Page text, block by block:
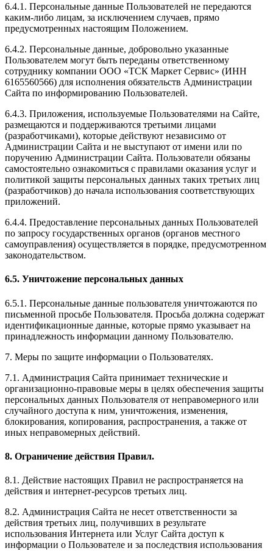
6.4.1. Персональные данные Пользователей не передаются
каким-либо лицам, за исключением случаев, прямо
предусмотренных настоящим Положением.
6.4.2. Персональные данные, добровольно указанные
Пользователем могут быть переданы ответственному
сотруднику компании ООО «ТСК Маркет Сервис» (ИНН
6165560566) для исполнения обязательств Администрации
Сайта по информированию Пользователей.
6.4.3. Приложения, используемые Пользователями на Сайте,
размещаются и поддерживаются третьими лицами
(разработчиками), которые действуют независимо от
Администрации Сайта и не выступают от имени или по
поручению Администрации Сайта. Пользователи обязаны
самостоятельно ознакомиться с правилами оказания услуг и
политикой защиты персональных данных таких третьих лиц
(разработчиков) до начала использования соответствующих
приложений.
6.4.4. Предоставление персональных данных Пользователей
по запросу государственных органов (органов местного
самоуправления) осуществляется в порядке, предусмотренном
законодательством.
6.5. Уничтожение персональных данных
6.5.1. Персональные данные пользователя уничтожаются по
письменной просьбе Пользователя. Просьба должна содержат
идентификационные данные, которые прямо указывает на
принадлежность информации данному Пользователю.
7. Меры по защите информации о Пользователях.
7.1. Администрация Сайта принимает технические и
организационно-правовые меры в целях обеспечения защиты
персональных данных Пользователя от неправомерного или
случайного доступа к ним, уничтожения, изменения,
блокирования, копирования, распространения, а также от
иных неправомерных действий.
8. Ограничение действия Правил.
8.1. Действие настоящих Правил не распространяется на
действия и интернет-ресурсов третьих лиц.
8.2. Администрация Сайта не несет ответственности за
действия третьих лиц, получивших в результате
использования Интернета или Услуг Сайта доступ к
информации о Пользователе и за последствия использования